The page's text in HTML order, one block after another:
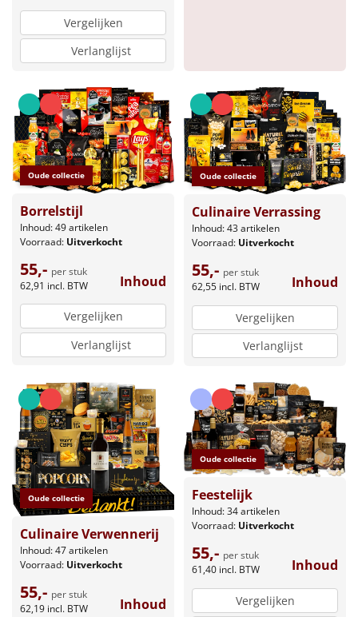
Relatiegeschenken
Cadeaubon
Per stuk
Alle overige
Vergelijken
Verlanglijst
Oude collectie
Borrelstijl
Inhoud: 49 artikelen
Voorraad: Uitverkocht
55,- per stuk
62,91 incl. BTW Inhoud
Vergelijken
Verlanglijst
Oude collectie
Culinaire Verrassing
Inhoud: 43 artikelen
Voorraad: Uitverkocht
55,- per stuk
62,55 incl. BTW Inhoud
Vergelijken
Verlanglijst
Oude collectie
Culinaire Verwennerij
Inhoud: 47 artikelen
Voorraad: Uitverkocht
55,- per stuk
62,19 incl. BTW Inhoud
Oude collectie
Feestelijk
Inhoud: 34 artikelen
Voorraad: Uitverkocht
55,- per stuk
61,40 incl. BTW Inhoud
Vergelijken